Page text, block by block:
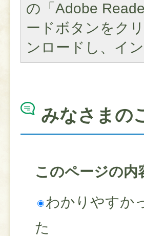
の「Adobe
ードボタンをク
ンロードし、イ
みなさまの
このページの
わかりやすか
た